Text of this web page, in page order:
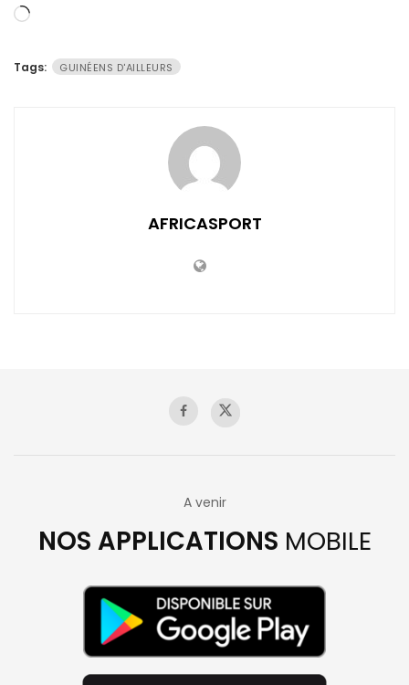
Chargement…
Tags: GUINÉENS D'AILLEURS
AFRICASPORT
A venir
NOS APPLICATIONS MOBILE